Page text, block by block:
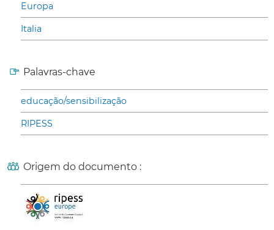
Europa
Italia
Palavras-chave
educação/sensibilização
RIPESS
Origem do documento :